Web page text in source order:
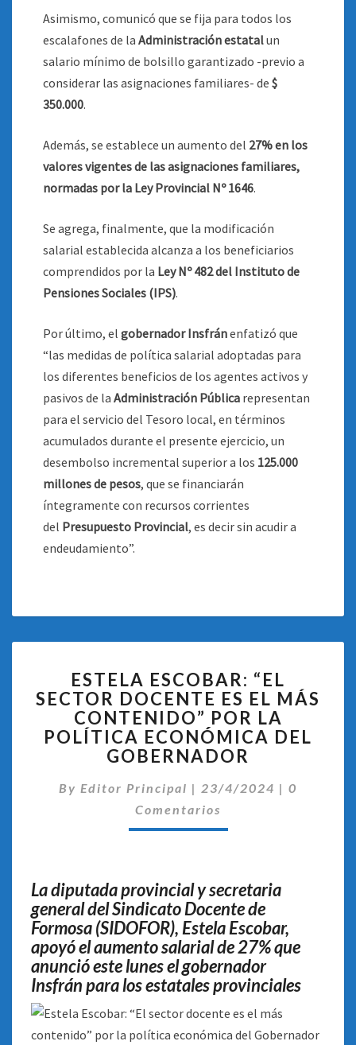
Asimismo, comunicó que se fija para todos los
escalafones de la Administración estatalun
salario mínimo de bolsillo garantizado -previo a
considerar las asignaciones familiares- de $
350.000.
Además, se establece un aumento del 27% en los
valores vigentes de las asignaciones familiares,
normadas por la Ley Provincial Nº 1646.
Se agrega, finalmente, que la modificación
salarial establecida alcanza a los beneficiarios
comprendidos por la Ley Nº 482 del Instituto de
Pensiones Sociales (IPS).
Por último, el gobernador Insfránenfatizó que
“las medidas de política salarial adoptadas para
los diferentes beneficios de los agentes activos y
pasivos de la Administración Pública representan
para el servicio del Tesoro local, en términos
acumulados durante el presente ejercicio, un
desembolso incremental superior a los 125.000
millones de pesos, que se financiarán
íntegramente con recursos corrientes
del Presupuesto Provincial, es decir sin acudir a
endeudamiento”.
ESCOBAR:
“EL
SECTOR
DOCENTE
ES
EL
MÁS
CONTENIDO”
DEL
GOBERNADOR
ESTELA ESCOBAR: “EL
SECTOR DOCENTE ES EL MÁS
CONTENIDO” POR LA
POLÍTICA ECONÓMICA DEL
GOBERNADOR
By Editor Principal | 23/4/2024 | 0
Comentarios
La diputada provincial y secretaria
general del Sindicato Docente de
Formosa (SIDOFOR), Estela Escobar,
apoyó el aumento salarial de 27% que
anunció este lunes el gobernador
Insfrán para los estatales provinciales